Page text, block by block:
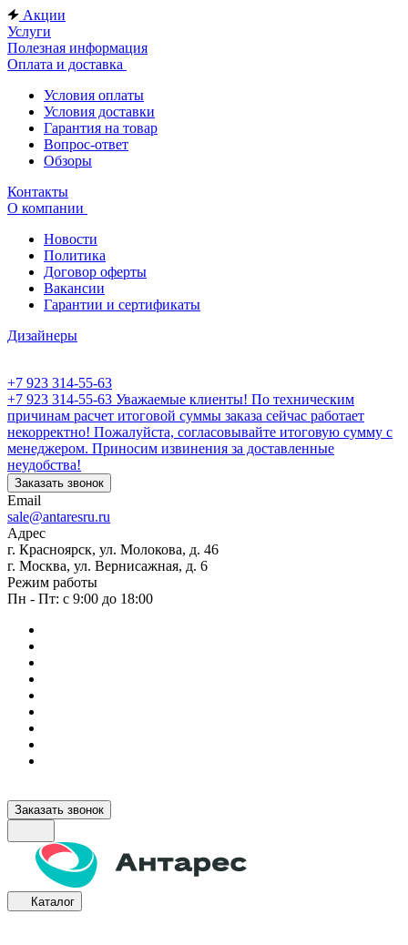
Акции
Услуги
Полезная информация
Оплата и доставка
Условия оплаты
Условия доставки
Гарантия на товар
Вопрос-ответ
Обзоры
Контакты
О компании
Новости
Политика
Договор оферты
Вакансии
Гарантии и сертификаты
Дизайнеры
+7 923 314-55-63
+7 923 314-55-63 Уважаемые клиенты! По техническим
причинам расчет итоговой суммы заказа сейчас работает
некорректно! Пожалуйста, согласовывайте итоговую сумму с
менеджером. Приносим извинения за доставленные
неудобства!
Заказать звонок
Email
sale@antaresru.ru
Адрес
г. Красноярск, ул. Молокова, д. 46
г. Москва, ул. Вернисажная, д. 6
Режим работы
Пн - Пт: с 9:00 до 18:00
Заказать звонок
Каталог